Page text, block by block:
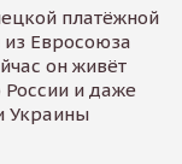
платёжной
Евросоюза
он живёт
и даже
Украины